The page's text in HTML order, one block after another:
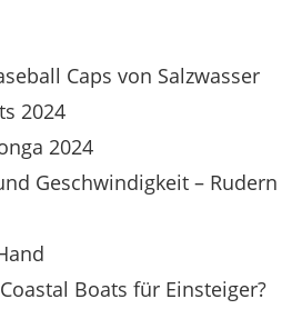
Caps von Salzwasser
2024
2024
Geschwindigkeit – Rudern
Boats für Einsteiger?